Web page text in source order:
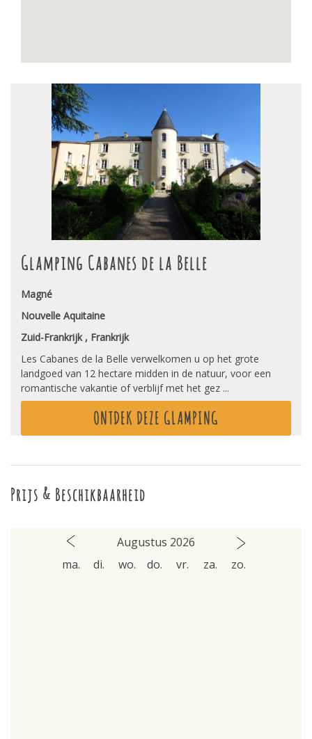
Glamping Cabanes de la Belle
Magné
Nouvelle Aquitaine
Zuid-Frankrijk , Frankrijk
Les Cabanes de la Belle verwelkomen u op het grote
landgoed van 12 hectare midden in de natuur, voor een
romantische vakantie of verblijf met het gez ...
ONTDEK DEZE GLAMPING
Prijs & Beschikbaarheid
Augustus 2026
ma.
di. wo. do. vr. za. zo.